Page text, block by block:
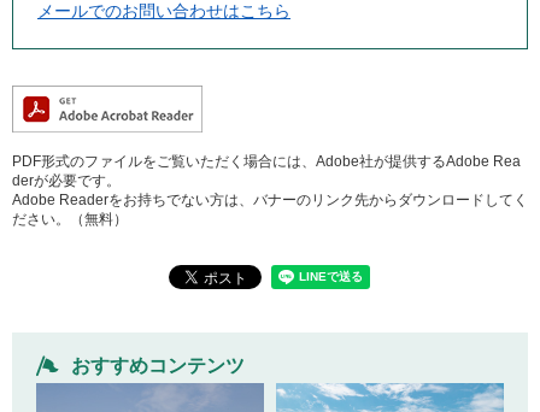
メールでのお問い合わせはこちら
PDF形式のファイルをご覧いただく場合には、Adobe社が提供するAdobe Rea
derが必要です。
Adobe Readerをお持ちでない方は、バナーのリンク先からダウンロードしてく
ださい。（無料）
おすすめコンテンツ